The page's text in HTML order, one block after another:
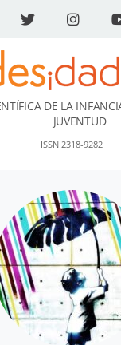
DE LA
JUVENTUD
ISSN 2318-9282